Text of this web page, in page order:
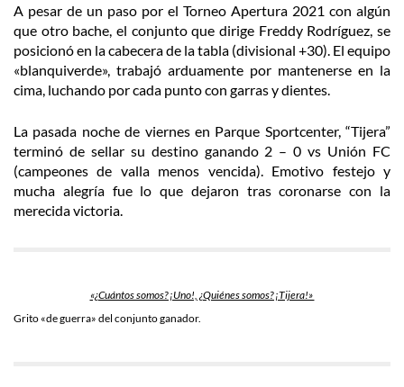
A pesar de un paso por el Torneo Apertura 2021 con algún
que otro bache, el conjunto que dirige Freddy Rodríguez, se
posicionó en la cabecera de la tabla (divisional +30). El equipo
«blanquiverde», trabajó arduamente por mantenerse en la
cima, luchando por cada punto con garras y dientes.
La pasada noche de viernes en Parque Sportcenter, “Tijera”
terminó de sellar su destino ganando 2 – 0 vs Unión FC
(campeones de valla menos vencida). Emotivo festejo y
mucha alegría fue lo que dejaron tras coronarse con la
merecida victoria.
«¿Cuántos somos? ¡Uno!, ¿Quiénes somos? ¡Tijera!»
Grito «de guerra» del conjunto ganador.